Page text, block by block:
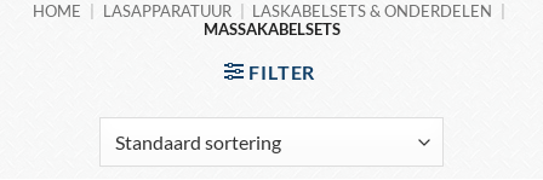
HOME LASAPPARATUUR LASKABELSETS & ONDERDELEN
MASSAKABELSETS
FILTER